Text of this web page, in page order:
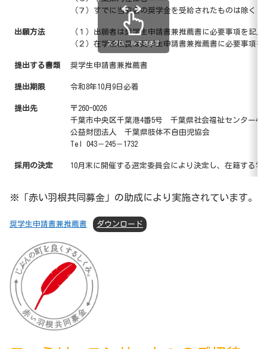
（７）すでに当協会の奨学金を受給されたものは除く
出願方法
（１）出願者は奨学生申請書兼推薦書に必要事項を記
（２）在学校校長は奨学生申請書兼推薦書に必要事項
提出する書類 奨学生申請書兼推薦書
提出期限 令和8年10月9日必着
提出先
〒260-0026
千葉市中央区千葉港4番5号 千葉県社会福祉センター
公益財団法人 千葉県肢体不自由児協会
Tel 043－245－1732
採用の決定 10月末に開催する選定委員会により決定し、在籍する学
スクロールできます
※「赤い羽根共同募金」の助成により実施されています。
奨学生申請書兼推薦書 ダウンロード